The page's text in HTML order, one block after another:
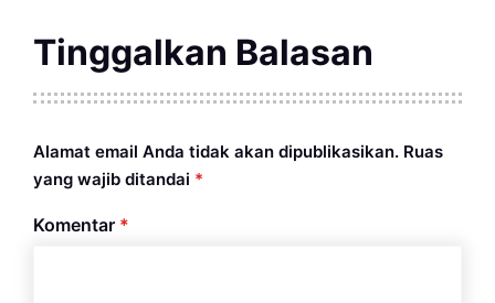
Tinggalkan Balasan
Alamat email Anda tidak akan dipublikasikan. Ruas
yang wajib ditandai *
Komentar *